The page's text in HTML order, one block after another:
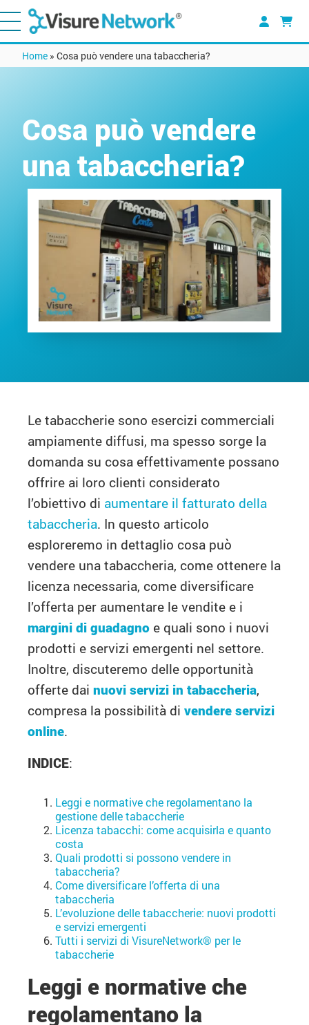
Home » Cosa può vendere una tabaccheria?
Cosa può vendere
una tabaccheria?
Le tabaccherie sono esercizi commerciali
ampiamente diffusi, ma spesso sorge la
domanda su cosa effettivamente possano
offrire ai loro clienti considerato
l’obiettivo di aumentare il fatturato della
tabaccheria. In questo articolo
esploreremo in dettaglio cosa può
vendere una tabaccheria, come ottenere la
licenza necessaria, come diversificare
l’offerta per aumentare le vendite e i
margini di guadagno e quali sono i nuovi
prodotti e servizi emergenti nel settore.
Inoltre, discuteremo delle opportunità
offerte dai nuovi servizi in tabaccheria,
compresa la possibilità di vendere servizi
online.
INDICE:
Leggi e normative che regolamentano la
gestione delle tabaccherie
Licenza tabacchi: come acquisirla e quanto
costa
Quali prodotti si possono vendere in
tabaccheria?
Come diversificare l’offerta di una
tabaccheria
L’evoluzione delle tabaccherie: nuovi prodotti
e servizi emergenti
Tutti i servizi di VisureNetwork® per le
tabaccherie
Leggi e normative che
regolamentano la